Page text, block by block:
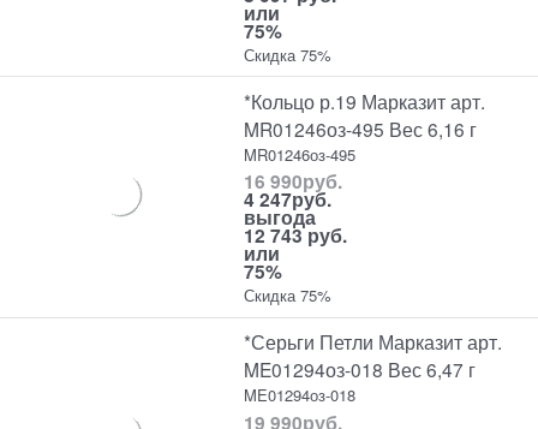
или
75%
Скидка 75%
*Кольцо р.19 Марказит арт.
MR01246оз-495 Вес 6,16 г
MR01246оз-495
16 990руб.
4 247руб.
выгода
12 743 руб.
или
75%
Скидка 75%
*Серьги Петли Марказит арт.
ME01294оз-018 Вес 6,47 г
ME01294оз-018
19 990руб.